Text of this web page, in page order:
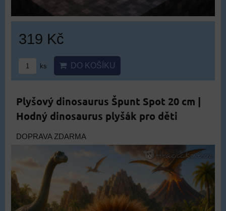
319 Kč
ks DO KOŠÍKU
Plyšový dinosaurus Špunt Spot 20 cm |
Hodný dinosaurus plyšák pro děti
DOPRAVA ZDARMA